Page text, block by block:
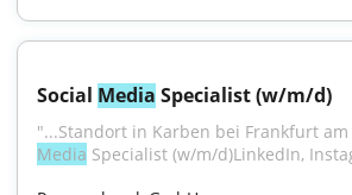
Social Media Specialist (w/m/d)
Media Specialist (w/m/d)LinkedIn,